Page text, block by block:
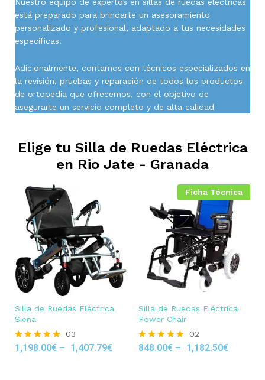
está preparado para brindarte un asesoramiento
personalizado y profesional, adaptado a tus necesidades
específicas.
Adicionalmente, contamos con técnicos especializados en
la revisión, pruebas y reparación de todos los productos
de ortopedia que ofrecemos, con el objetivo de
asegurarte un servicio completo y de alta calidad
Elige tu Silla de Ruedas Eléctrica
en Rio Jate - Granada
Silla de Ruedas Eléctrica
Siena
Rated
03
1,198.00€ – 1,407.79€
Ficha Técnica
Silla de Ruedas Eléctrica
Power Chair
Rated
02
848.00€ – 1,182.50€